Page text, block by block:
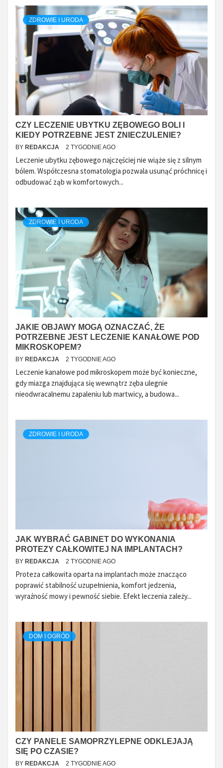
ZDROWIE I URODA
CZY LECZENIE UBYTKU ZĘBOWEGO BOLI I
KIEDY POTRZEBNE JEST ZNIECZULENIE?
BY REDAKCJA 2 TYGODNIE AGO
Leczenie ubytku zębowego najczęściej nie wiąże się z silnym
bólem. Współczesna stomatologia pozwala usunąć próchnicę i
odbudować ząb w komfortowych...
ZDROWIE I URODA
JAKIE OBJAWY MOGĄ OZNACZAĆ, ŻE
POTRZEBNE JEST LECZENIE KANAŁOWE POD
MIKROSKOPEM?
BY REDAKCJA 2 TYGODNIE AGO
Leczenie kanałowe pod mikroskopem może być konieczne,
gdy miazga znajdująca się wewnątrz zęba ulegnie
nieodwracalnemu zapaleniu lub martwicy, a budowa...
ZDROWIE I URODA
JAK WYBRAĆ GABINET DO WYKONANIA
PROTEZY CAŁKOWITEJ NA IMPLANTACH?
BY REDAKCJA 2 TYGODNIE AGO
Proteza całkowita oparta na implantach może znacząco
poprawić stabilność uzupełnienia, komfort jedzenia,
wyraźność mowy i pewność siebie. Efekt leczenia zależy...
DOM I OGRÓD
CZY PANELE SAMOPRZYLEPNE ODKLEJAJĄ
SIĘ PO CZASIE?
BY REDAKCJA 2 TYGODNIE AGO